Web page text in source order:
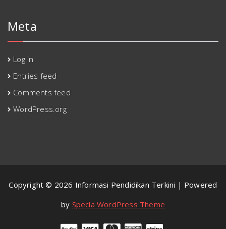
Meta
Log in
Entries feed
Comments feed
WordPress.org
Copyright © 2026 Informasi Pendidikan Terkini | Powered
by Specia WordPress Theme